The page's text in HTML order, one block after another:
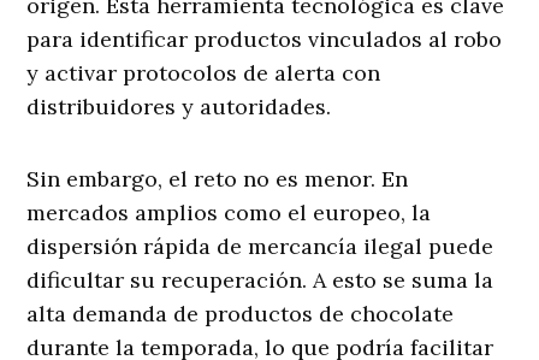
para identificar productos vinculados al robo
y activar protocolos de alerta con
distribuidores y autoridades.
Sin embargo, el reto no es menor. En
mercados amplios como el europeo, la
dispersión rápida de mercancía ilegal puede
dificultar su recuperación. A esto se suma la
alta demanda de productos de chocolate
durante la temporada, lo que podría facilitar